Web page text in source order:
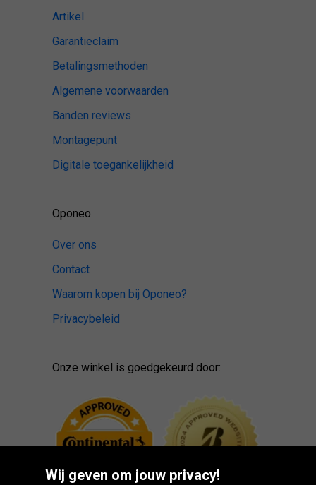
Artikel
Garantieclaim
Betalingsmethoden
Algemene voorwaarden
Banden reviews
Montagepunt
Digitale toegankelijkheid
Oponeo
Over ons
Contact
Waarom kopen bij Oponeo?
Privacybeleid
Onze winkel is goedgekeurd door:
Wij geven om jouw privacy!